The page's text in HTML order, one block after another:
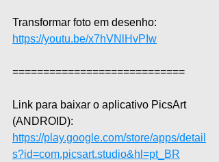
Transformar foto em desenho:
https://youtu.be/x7hVNlHvPIw
============================
Link para baixar o aplicativo PicsArt
(ANDROID):
https://play.google.com/store/apps/detail
s?id=com.picsart.studio&hl=pt_BR